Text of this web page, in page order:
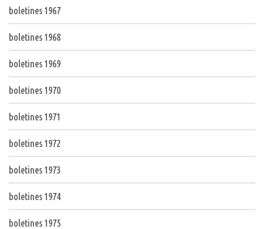
boletines 1967
boletines 1968
boletines 1969
boletines 1970
boletines 1971
boletines 1972
boletines 1973
boletines 1974
boletines 1975